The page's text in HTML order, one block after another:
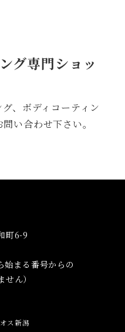
グ専門ショッ
、​​ボディコーティン
い合わせ下さい。
町6-9
始まる番号からの
ん）
ス新潟